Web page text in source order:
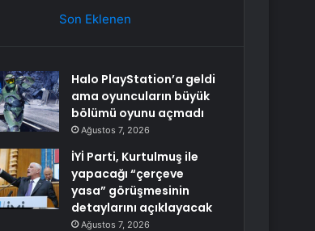
Son Eklenen
Halo PlayStation’a geldi
ama oyuncuların büyük
bölümü oyunu açmadı
Ağustos 7, 2026
İYİ Parti, Kurtulmuş ile
yapacağı “çerçeve
yasa” görüşmesinin
detaylarını açıklayacak
Ağustos 7, 2026